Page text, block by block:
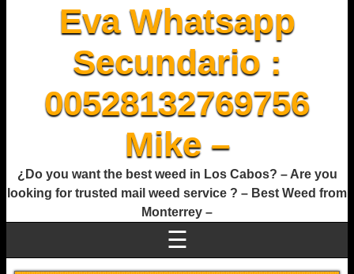
Eva Whatsapp
Secundario :
00528132769756
Mike –
¿Do you want the best weed in Los Cabos? – Are you
looking for trusted mail weed service ? – Best Weed from
Monterrey –
☰